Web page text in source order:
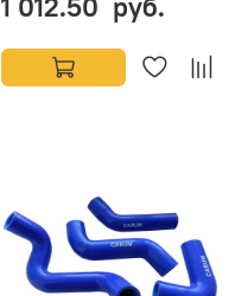
1 012.50 руб.